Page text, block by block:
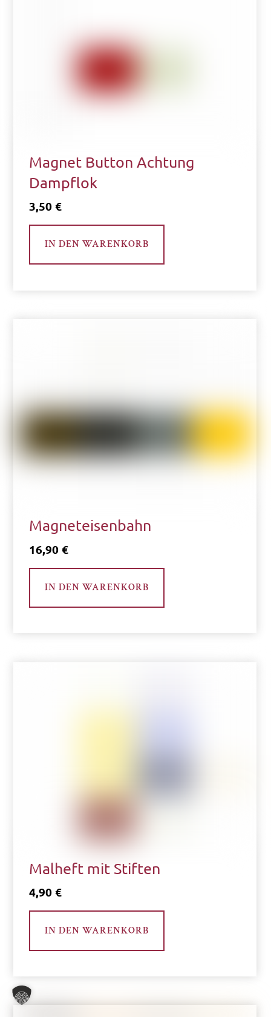
Magnet Button Achtung
Dampflok
3,50 €
IN DEN WARENKORB
Magneteisenbahn
16,90 €
IN DEN WARENKORB
Malheft mit Stiften
4,90 €
IN DEN WARENKORB